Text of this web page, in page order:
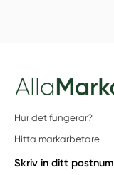
Hur det fungerar?
Hitta markarbetare
Skriv in ditt